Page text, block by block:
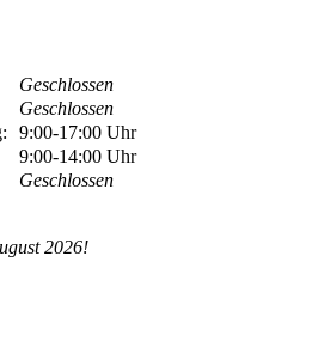
Geschlossen
Geschlossen
9:00-17:00 Uhr
9:00-14:00 Uhr
Geschlossen
2026!